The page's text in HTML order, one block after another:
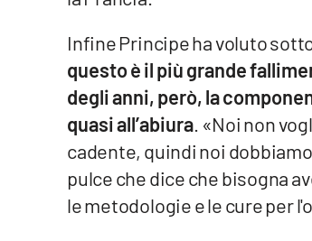
Infine Principe ha voluto
questo è il più grande
degli anni, però, la
quasi all’abiura . «Noi non
cadente, quindi noi
pulce che dice che bisogna
le metodologie e le cure per